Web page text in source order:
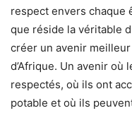
respect envers chaque
que réside la véritable
créer un avenir
d’Afrique. Un avenir
respectés, où ils ont
potable et où ils